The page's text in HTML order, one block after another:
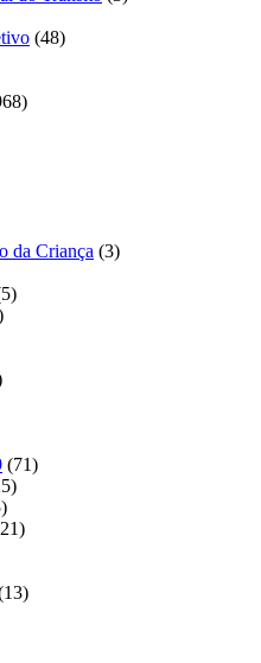
(48)
da Criança (3)
(71)